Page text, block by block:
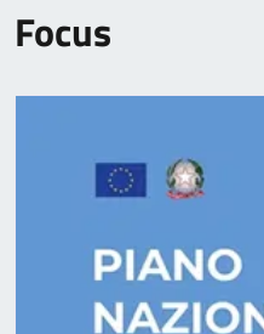
Focus